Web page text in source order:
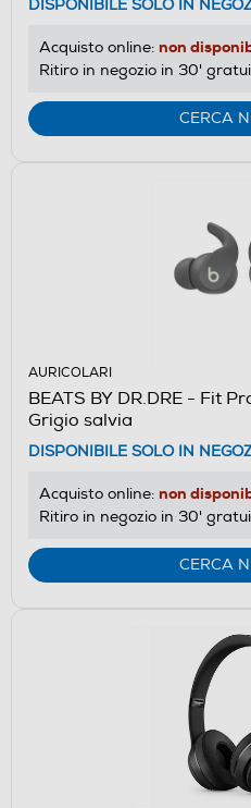
DISPONIBILE SOLO IN
Acquisto online: non
Ritiro in negozio in 30'
CERCA
AURICOLARI
BEATS BY DR.DRE - Fit
Grigio salvia
DISPONIBILE SOLO IN
Acquisto online: non
Ritiro in negozio in 30'
CERCA